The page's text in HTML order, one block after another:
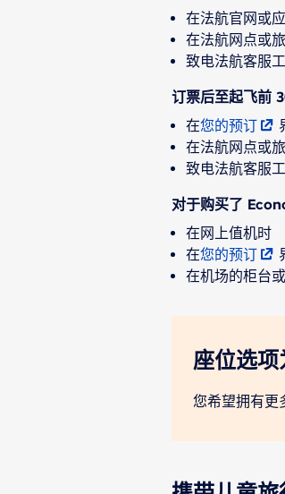
在法航官网或
在法航网点或
致电法航客服
订票后至起飞前
在您的预订
在法航网点或
致电法航客服
对于购买了
在网上值机时
在您的预订
在机场的柜台
座位选
您希望拥有更